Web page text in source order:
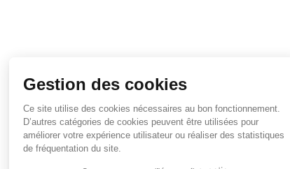
Gestion des cookies
Ce site utilise des cookies nécessaires au bon fonctionnement.
D’autres catégories de cookies peuvent être utilisées pour
améliorer votre expérience utilisateur ou réaliser des statistiques
de fréquentation du site.